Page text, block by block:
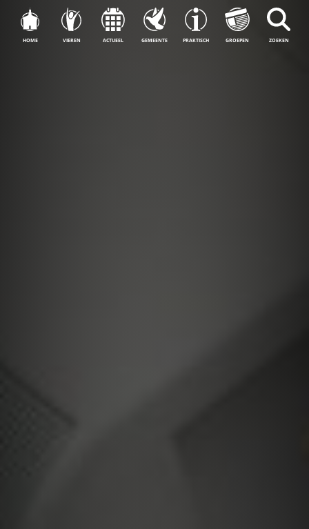
HOME VIEREN ACTUEEL GEMEENTE PRAKTISCH GROEPEN ZOEKEN